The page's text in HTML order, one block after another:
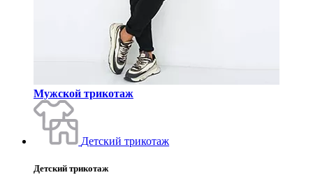
Мужской трикотаж
Детский трикотаж
Детский трикотаж